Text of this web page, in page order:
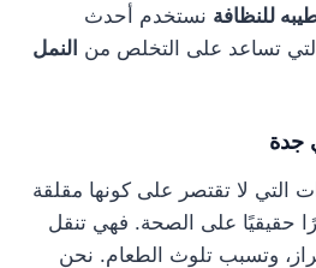
للنظافة نستخدم أحدث
التي تساعد على التخلص من النمل
التي لا تقتصر على كونها مقلقة
على الصحة. فهي تنقل
وتسبب تلوث الطعام. نحن